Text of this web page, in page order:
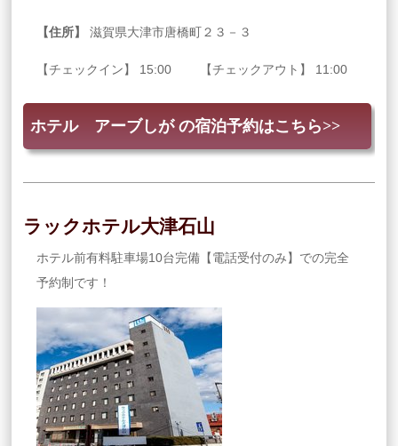
【住所】 滋賀県大津市唐橋町２３－３
【チェックイン】 15:00 【チェックアウト】 11:00
ホテル アーブしが の宿泊予約はこちら>>
ラックホテル大津石山
ホテル前有料駐車場10台完備【電話受付のみ】での完全
予約制です！